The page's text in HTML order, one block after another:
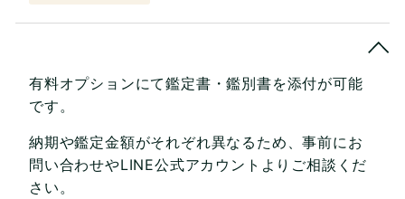
有料オプションにて鑑定書・鑑別書を添付が可能
です。
納期や鑑定金額がそれぞれ異なるため、事前にお
問い合わせやLINE公式アカウントよりご相談くだ
さい。